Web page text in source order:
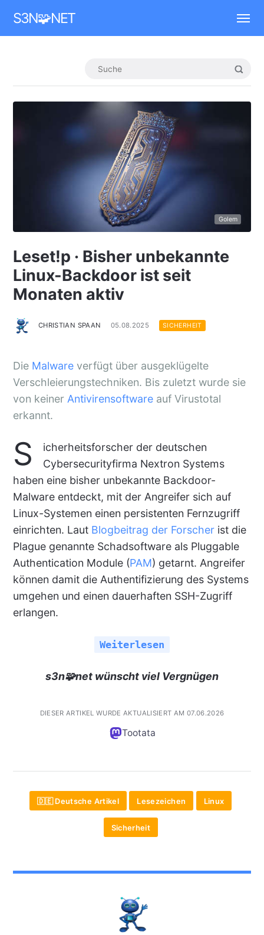
S3N🧩NET
Golem
Leset!p · Bisher unbekannte
Linux-Backdoor ist seit
Monaten aktiv
CHRISTIAN SPAAN 05.08.2025 SICHERHEIT
Die Malwareverfügt über ausgeklügelte
Verschleierungstechniken. Bis zuletzt wurde sie
von keiner Antivirensoftwareauf Virustotal
erkannt.
S
icherheitsforscher der deutschen
Cybersecurityfirma Nextron Systems
haben eine bisher unbekannte Backdoor-
Malware entdeckt, mit der Angreifer sich auf
Linux-Systemen einen persistenten Fernzugriff
einrichten. Laut Blogbeitrag der Forscherist die
Plague genannte Schadsoftware als Pluggable
Authentication Module (PAM) getarnt. Angreifer
können damit die Authentifizierung des Systems
umgehen und einen dauerhaften SSH-Zugriff
erlangen.
Weiterlesen
s3n🧩net wünscht viel Vergnügen
DIESER ARTIKEL WURDE AKTUALISIERT AM 07.06.2026
Tootata
🇩🇪 Deutsche Artikel Lesezeichen Linux
Sicherheit